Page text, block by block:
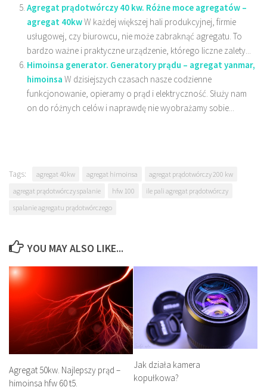
Agregat prądotwórczy 40 kw. Różne moce agregatów –
agregat 40kwW każdej większej hali produkcyjnej, firmie
usługowej, czy biurowcu, nie może zabraknąć agregatu. To
bardzo ważne i praktyczne urządzenie, którego liczne zalety...
Himoinsa generator. Generatory prądu – agregat yanmar,
himoinsa W dzisiejszych czasach nasze codzienne
funkcjonowanie, opieramy o prąd i elektryczność. Służy nam
on do różnych celów i naprawdę nie wyobrażamy sobie...
Tags: agregat 40kw agregat himoinsa
agregat prądotwórczy 200 kw
agregat prądotwórczy spalanie
hfw 100
ile pali agregat prądotwórczy
spalanie agregatu prądotwórczego
YOU MAY ALSO LIKE...
Agregat 50kw. Najlepszy prąd –
himoinsa hfw 60 t5.
Jak działa kamera
kopułkowa?